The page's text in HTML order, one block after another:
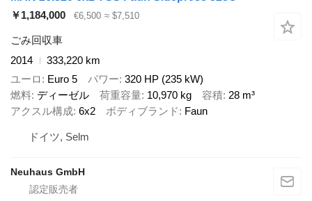
￥1,184,000
€6,500 ≈ $7,510
ごみ回収車
2014
333,220 km
ユーロ
Euro 5 パワー 320 HP (235 kW)
燃料 ディーゼル 荷重容量 10,970 kg 容積 28 m³
アクスル構成 6x2 ボディブランド Faun
ドイツ, Selm
Neuhaus GmbH